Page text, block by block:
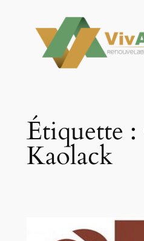
contenu
Étiquette :
Kaolack